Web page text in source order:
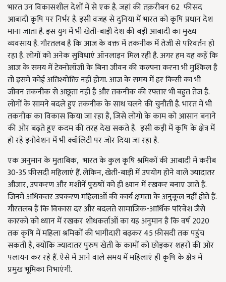
भारत उन विकासशील देशों में से एक है. जहां की तक़रीबन 62 फीसद
आबादी कृषि पर निर्भर है. इसी वजह से दुनिया में भारत को कृषि प्रधान देश
माना जाता है. इस युग में भी खेती-बाड़ी देश की बड़ी आबादी का मुख्य
व्यवसाय है. गौरतलब है कि आज के वक्त में तकनीक में तेजी से परिवर्तन हो
रहा है. लोगों को अनेक सुविधाएं ऑनलाइन मिल रही है. अगर हम यह कहें कि
आज के समय में टेक्नोलॉजी के बिना जीवन की कल्पना करना भी मुश्किल है
तो इसमें कोई अतिश्योक्ति नहीं होगा. आज के समय में हर किसी का भी
जीवन तकनीक से अछूता नहीं है और तकनीक की रफ्तार भी बहुत तेज है.
लोगों के सामने बदले हुए तकनीक के साथ चलने की चुनौती है. भारत में भी
तकनीक का विकास किया जा रहा है, जिसे लोगों के काम को आसान बनाने
की ओर बढ़ते हुए कदम की तरह देख सकते हैं. इसी कड़ी में कृषि के क्षेत्र में
हो रहे इनोवेशन में भी क्वॉलिटी पर जोर दिया जा रहा है.
एक अनुमान के मुताबिक, भारत के कुल कृषि श्रमिकों की आबादी में करीब
30-35 फ़ीसदी महिलाएं हैं. लेकिन, खेती-बाड़ी में उपयोग होने वाले ज्यादातर
औजार, उपकरण और मशीनें पुरुषों को ही ध्यान में रखकर बनाए जाते हैं.
जिनमें अधिकतर उपकरण महिलाओं की कार्य क्षमता के अनुकूल नहीं होते हैं.
गौरतलब हैं कि विकास दर और बदलते सामाजिक-आर्थिक परिवेश जैसे
कारकों को ध्यान में रखकर शोधकर्ताओं का यह अनुमान है कि वर्ष 2020
तक कृषि में महिला श्रमिकों की भागीदारी बढ़कर 45 फ़ीसदी तक पहुंच
सकती है, क्योंकि ज्यादातर पुरुष खेती के कामों को छोड़कर शहरों की ओर
पलायन कर रहे हैं. ऐसे में आने वाले समय में महिलाएं ही कृषि के क्षेत्र में
प्रमुख भूमिका निभाएंगी.